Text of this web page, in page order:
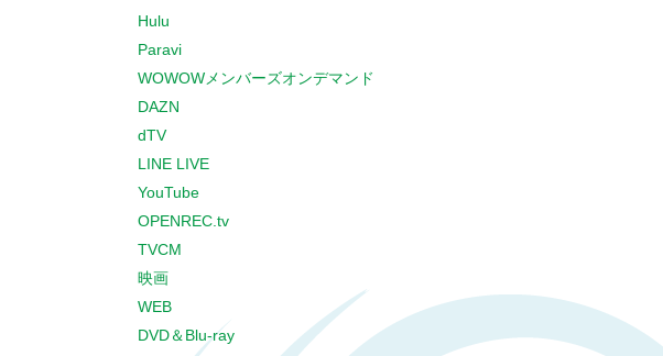
Hulu
Paravi
WOWOWメンバーズオンデマンド
DAZN
dTV
LINE LIVE
YouTube
OPENREC.tv
TVCM
映画
WEB
DVD＆Blu-ray